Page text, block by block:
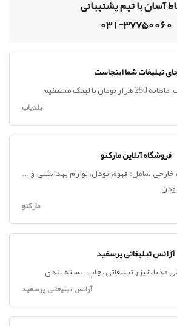
آسان با تیم پشتیبانی
031-37750060
تبلیغات شما اینجاست
با لینک مستقیم
بلدیاب
فروشگاه آنلاین مارکتو
شامل: قهوه، نودل، لوازم بهداشتی و ...
مارکتو
آژانس تبلیغاتی پرسفید
مدیا ، تیزر تبلیغاتی ، چاپ ، بسته بندی
آژانس تبلیغاتی پرسفید